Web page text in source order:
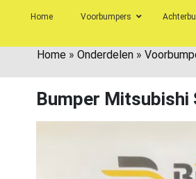
Home Voorbumpers
Home » Onderdelen »
Bumper